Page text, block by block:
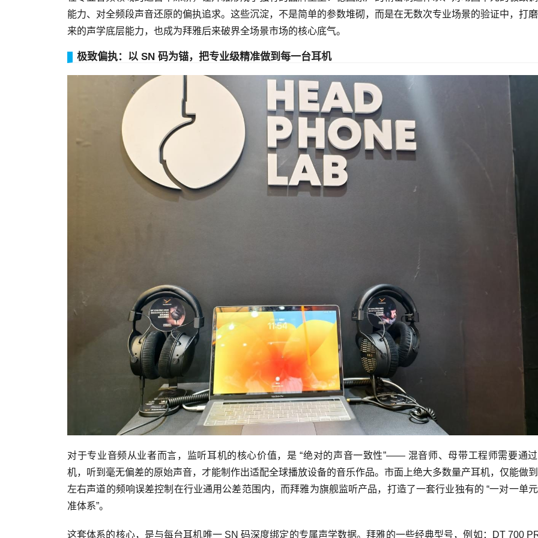
能力、对全频段声音还原的偏执追求。这些沉淀，不是简单的参数堆砌，而是在无数次专业场景的验证中，打
来的声学底层能力，也成为拜雅后来破界全场景市场的核心底气。
极致偏执：以 SN 码为锚，把专业级精准做到每一台耳机
对于专业音频从业者而言，监听耳机的核心价值，是 “绝对的声音一致性”—— 混音师、母带工程师需要通
机，听到毫无偏差的原始声音，才能制作出适配全球播放设备的音乐作品。市面上绝大多数量产耳机，仅能做
左右声道的频响误差控制在行业通用公差范围内，而拜雅为旗舰监听产品，打造了一套行业独有的 “一对一单
准体系”。
这套体系的核心，是与每台耳机唯一 SN 码深度绑定的专属声学数据。拜雅的一些经典型号，例如：DT 700